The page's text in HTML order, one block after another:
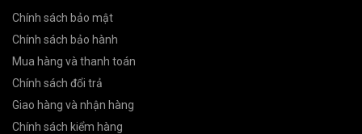
Chính sách bảo mật
Chính sách bảo hành
Mua hàng và thanh toán
Chính sách đổi trả
Giao hàng và nhận hàng
Chính sách kiểm hàng